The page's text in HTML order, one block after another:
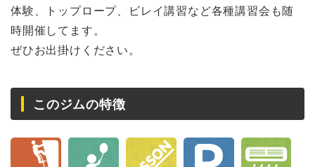
体験、トップロープ、ビレイ講習など各種講習会も随
時開催してます。
ぜひお出掛けください。
このジムの特徴